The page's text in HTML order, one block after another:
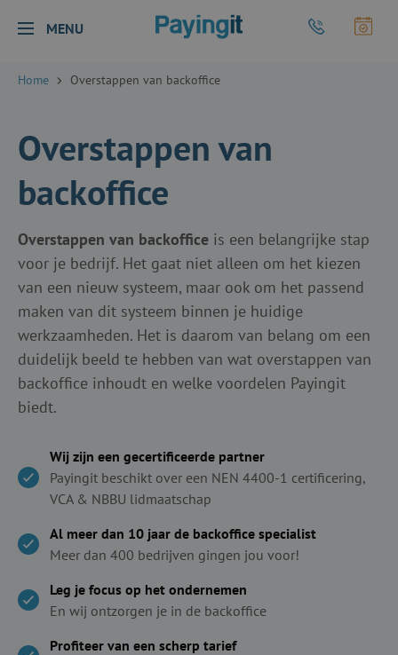
MENU Logo Payingit Bel Payingit
Home Overstappen van backoffice
Overstappen van
backoffice
Overstappen van backoffice is een belangrijke stap
voor je bedrijf. Het gaat niet alleen om het kiezen
van een nieuw systeem, maar ook om het passend
maken van dit systeem binnen je huidige
werkzaamheden. Het is daarom van belang om een
duidelijk beeld te hebben van wat overstappen van
backoffice inhoudt en welke voordelen Payingit
biedt.
Wij zijn een gecertificeerde partner
Payingit beschikt over een NEN 4400-1 certificering,
VCA & NBBU lidmaatschap
Al meer dan 10 jaar de backoffice specialist
Meer dan 400 bedrijven gingen jou voor!
Leg je focus op het ondernemen
En wij ontzorgen je in de backoffice
Profiteer van een scherp tarief